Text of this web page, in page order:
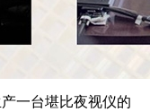
一台堪比夜视仪的